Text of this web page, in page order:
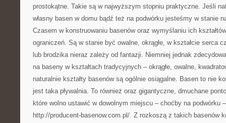
prostokątne. Takie są w najwyższym stopniu praktyczne. Jeśli
własny basen w domu bądź też na podwórku jesteśmy w stanie
Czasem w konstruowaniu basenów oraz wymyślaniu ich
ograniczeń. Są w stanie być owalne, okrągłe, w kształcie serca
lub brodzika nieraz zależy od fantazji. Niemniej jednak
na baseny w kształtach tradycyjnych – okrągłe, owalne,
naturalnie kształty basenów są ogólnie osiągalne. Basen to nie
jest taka pływalnia. To również oraz gigantyczne, dmuchane
które wolno ustawić w dowolnym miejscu – choćby na podwórku
http://producent-basenow.com.pl/. Z rozkoszą z takich basenów